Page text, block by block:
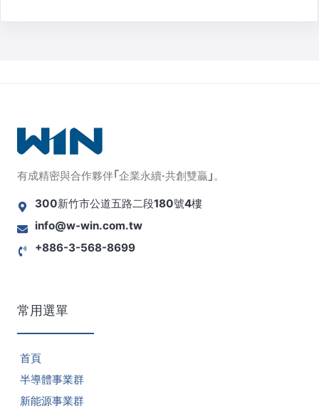
有成精密與合作夥伴｢企業永續·共創雙贏｣。
300新竹市公道五路二段180號4樓
info@w-win.com.tw
+886-3-568-8699
常用選單
首頁
半導體事業群
新能源事業群